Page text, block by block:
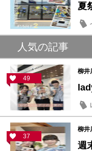
夏
人気の記事
49
柳井
37
柳井
週